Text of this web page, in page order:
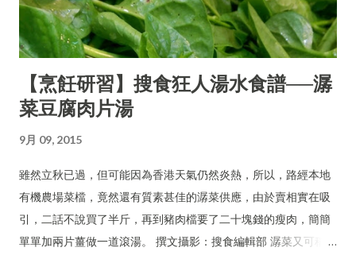
【烹飪研習】搜食狂人湯水食譜──潺
菜豆腐肉片湯
9月 09, 2015
雖然立秋已過，但可能因為香港天氣仍然炎熱，所以，路經本地
有機農場菜檔，竟然還有質素甚佳的潺菜供應，由於賣相實在吸
引，二話不說買了半斤，再到豬肉檔要了二十塊錢的瘦肉，簡簡
單單加兩片薑做一道滾湯。 撰文攝影：搜食編輯部 潺菜又可稱木